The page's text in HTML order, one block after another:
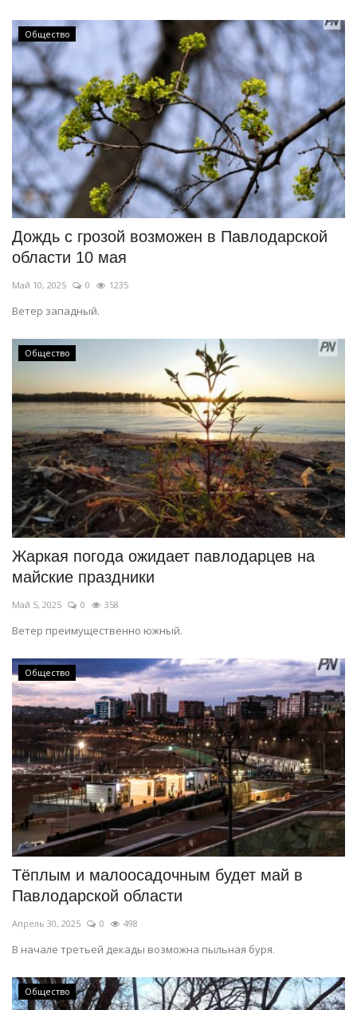
Общество
Дождь с грозой возможен в Павлодарской
области 10 мая
Май 10, 2025 0 1235
Ветер западный.
Общество
Жаркая погода ожидает павлодарцев на
майские праздники
Май 5, 2025 0 358
Ветер преимущественно южный.
Общество
Тёплым и малоосадочным будет май в
Павлодарской области
Апрель 30, 2025 0 498
В начале третьей декады возможна пыльная буря.
Общество